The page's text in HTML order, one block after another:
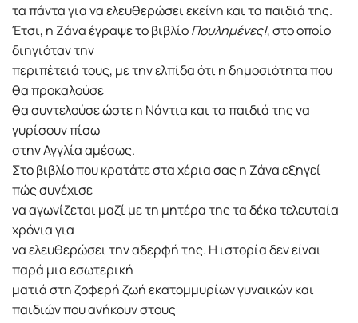
τα πάντα για να ελευθερώσει εκείνη και τα παιδιά της.
Έτσι, η Ζάνα έγραψε το βιβλίοΠουλημένες!, στο οποίο
διηγιόταν την
περιπέτειά τους, με την ελπίδα ότι η δημοσιότητα που
θα προκαλούσε
θα συντελούσε ώστε η Νάντια και τα παιδιά της να
γυρίσουν πίσω
στην Αγγλία αμέσως.
Στο βιβλίο που κρατάτε στα χέρια σας η Ζάνα εξηγεί
πώς συνέχισε
να αγωνίζεται μαζί με τη μητέρα της τα δέκα τελευταία
χρόνια για
να ελευθερώσει την αδερφή της. Η ιστορία δεν είναι
παρά μια εσωτερική
ματιά στη ζοφερή ζωή εκατομμυρίων γυναικών και
παιδιών που ανήκουν στους